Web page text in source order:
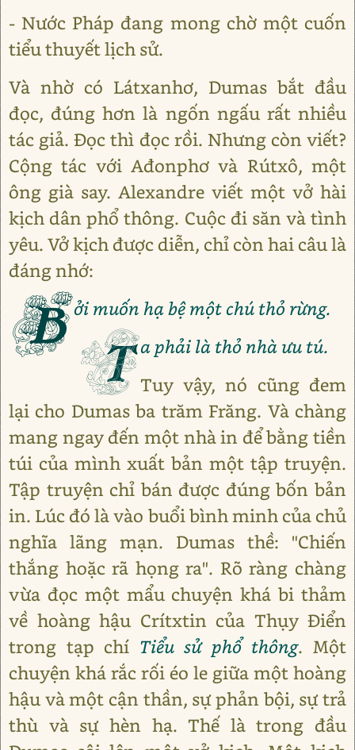
- Nước Pháp đang mong chờ một cuốn
tiểu thuyết lịch sử.
Và nhờ có Látxanhơ, Dumas bắt đầu
đọc, đúng hơn là ngốn ngấu rất nhiều
tác giả. Đọc thì đọc rồi. Nhưng còn viết?
Cộng tác với Ađonphơ và Rútxô, một
ông già say. Alexandre viết một vở hài
kịch dân phổ thông. Cuộc đi săn và tình
yêu. Vở kịch được diễn, chỉ còn hai câu là
đáng nhớ:
B ởi muốn hạ bệ một chú thỏ rừng.
T a phải là thỏ nhà ưu tú.
Tuy vậy, nó cũng đem
lại cho Dumas ba trăm Frăng. Và chàng
mang ngay đến một nhà in để bằng tiền
túi của mình xuất bản một tập truyện.
Tập truyện chỉ bán được đúng bốn bản
in. Lúc đó là vào buổi bình minh của chủ
nghĩa lãng mạn. Dumas thề: "Chiến
thắng hoặc rã họng ra". Rõ ràng chàng
vừa đọc một mẩu chuyện khá bi thảm
về hoàng hậu Crítxtin của Thụy Điển
trong tạp chí Tiểu sử phổ thông. Một
chuyện khá rắc rối éo le giữa một hoàng
hậu và một cận thần, sự phản bội, sự trả
thù và sự hèn hạ. Thế là trong đầu